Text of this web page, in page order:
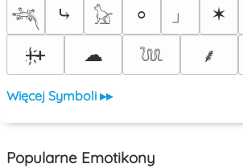
𓆈
⤷ 𓃠 ⸰ 」 ✶
ᚐ҉ᚐ
☁ 𓆙 ⸙
Więcej Symboli ▸▸
Popularne Emotikony